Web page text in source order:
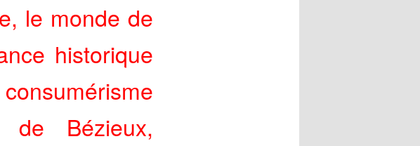
le monde de
historique
Bézieux,